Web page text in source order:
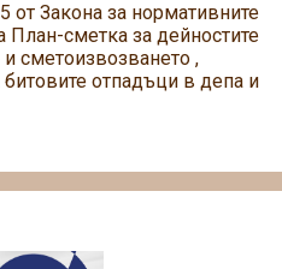
от Закона за нормативните
План-сметка за дейностите
сметоизвозването ,
отпадъци в депа и